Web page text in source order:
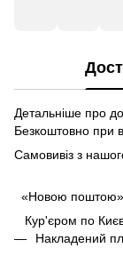
Детальніше про
Безкоштовно при
Самовивіз з
«Новою поштою»
Кур'єром по
Накладений